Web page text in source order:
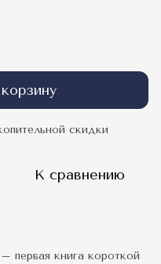
скидки
К сравнению
первая книга короткой